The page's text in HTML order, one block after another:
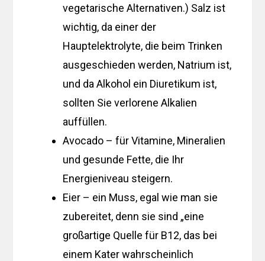
vegetarische Alternativen.) Salz ist
wichtig, da einer der
Hauptelektrolyte, die beim Trinken
ausgeschieden werden, Natrium ist,
und da Alkohol ein Diuretikum ist,
sollten Sie verlorene Alkalien
auffüllen.
Avocado – für Vitamine, Mineralien
und gesunde Fette, die Ihr
Energieniveau steigern.
Eier – ein Muss, egal wie man sie
zubereitet, denn sie sind „eine
großartige Quelle für B12, das bei
einem Kater wahrscheinlich